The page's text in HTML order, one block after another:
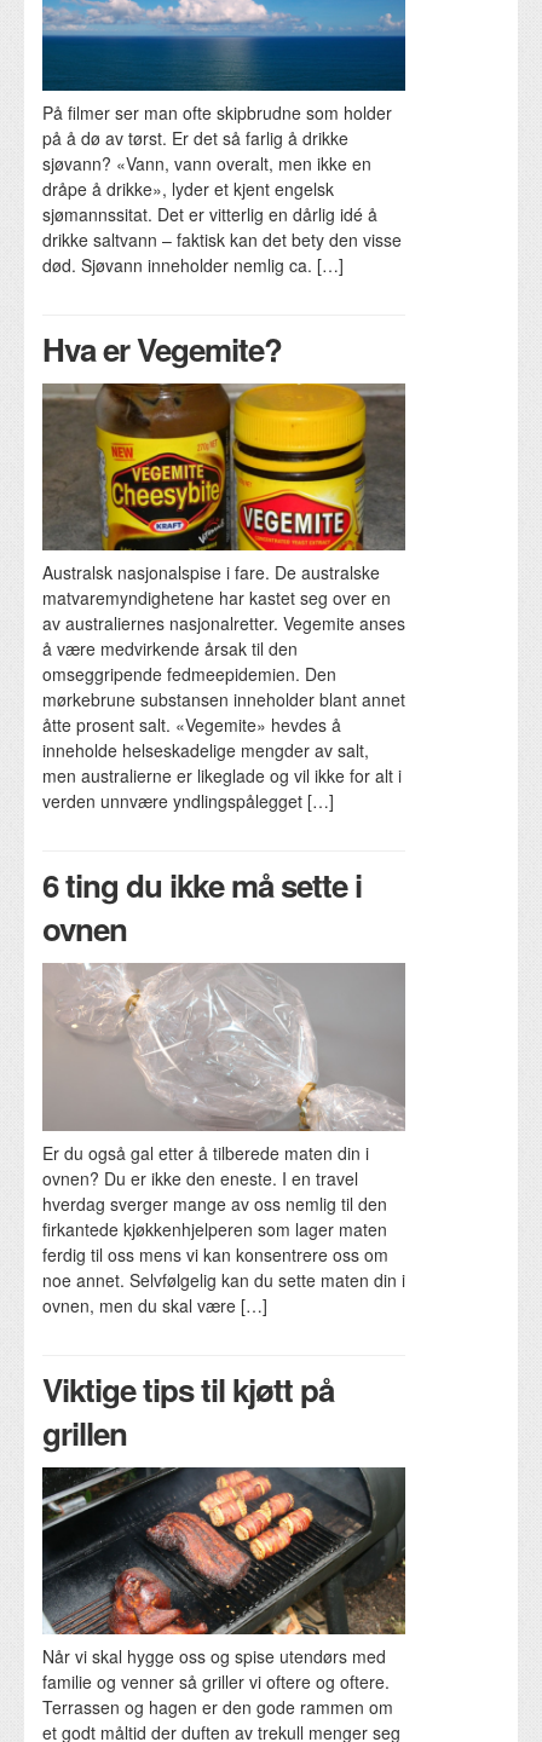
På filmer ser man ofte skipbrudne som holder
på å dø av tørst. Er det så farlig å drikke
sjøvann? «Vann, vann overalt, men ikke en
dråpe å drikke», lyder et kjent engelsk
sjømannssitat. Det er vitterlig en dårlig idé å
drikke saltvann – faktisk kan det bety den visse
død. Sjøvann inneholder nemlig ca. […]
Hva er Vegemite?
Australsk nasjonalspise i fare. De australske
matvaremyndighetene har kastet seg over en
av australiernes nasjonalretter. Vegemite anses
å være medvirkende årsak til den
omseggripende fedmeepidemien. Den
mørkebrune substansen inneholder blant annet
åtte prosent salt. «Vegemite» hevdes å
inneholde helseskadelige mengder av salt,
men australierne er likeglade og vil ikke for alt i
verden unnvære yndlingspålegget […]
6 ting du ikke må sette i
ovnen
Er du også gal etter å tilberede maten din i
ovnen? Du er ikke den eneste. I en travel
hverdag sverger mange av oss nemlig til den
firkantede kjøkkenhjelperen som lager maten
ferdig til oss mens vi kan konsentrere oss om
noe annet. Selvfølgelig kan du sette maten din i
ovnen, men du skal være […]
Viktige tips til kjøtt på
grillen
Når vi skal hygge oss og spise utendørs med
familie og venner så griller vi oftere og oftere.
Terrassen og hagen er den gode rammen om
et godt måltid der duften av trekull menger seg